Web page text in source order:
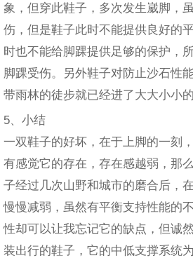
象，但穿此鞋子，多次发生崴脚，
伤，但是鞋子此时不能提供良好的
时也不能给脚踝提供足够的保护，
脚踝受伤。另外鞋子对防止沙石性
带雨林的徒步就已经进了大大小小的
5、小结
一双鞋子的好坏，在于上脚的一刻
有感觉它的存在，存在感越弱，那
子经过几次山野和城市的磨合后，
慢慢减弱，虽然有平衡支持性能的
性却可以让我忘记它的缺点，但诚
装出行的鞋子，它的中低支撑系统